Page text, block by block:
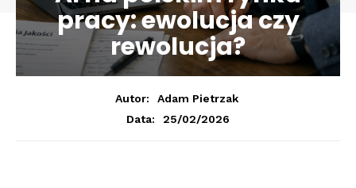
pracy: ewolucja czy
rewolucja?
Autor:
Adam Pietrzak
Data:
25/02/2026